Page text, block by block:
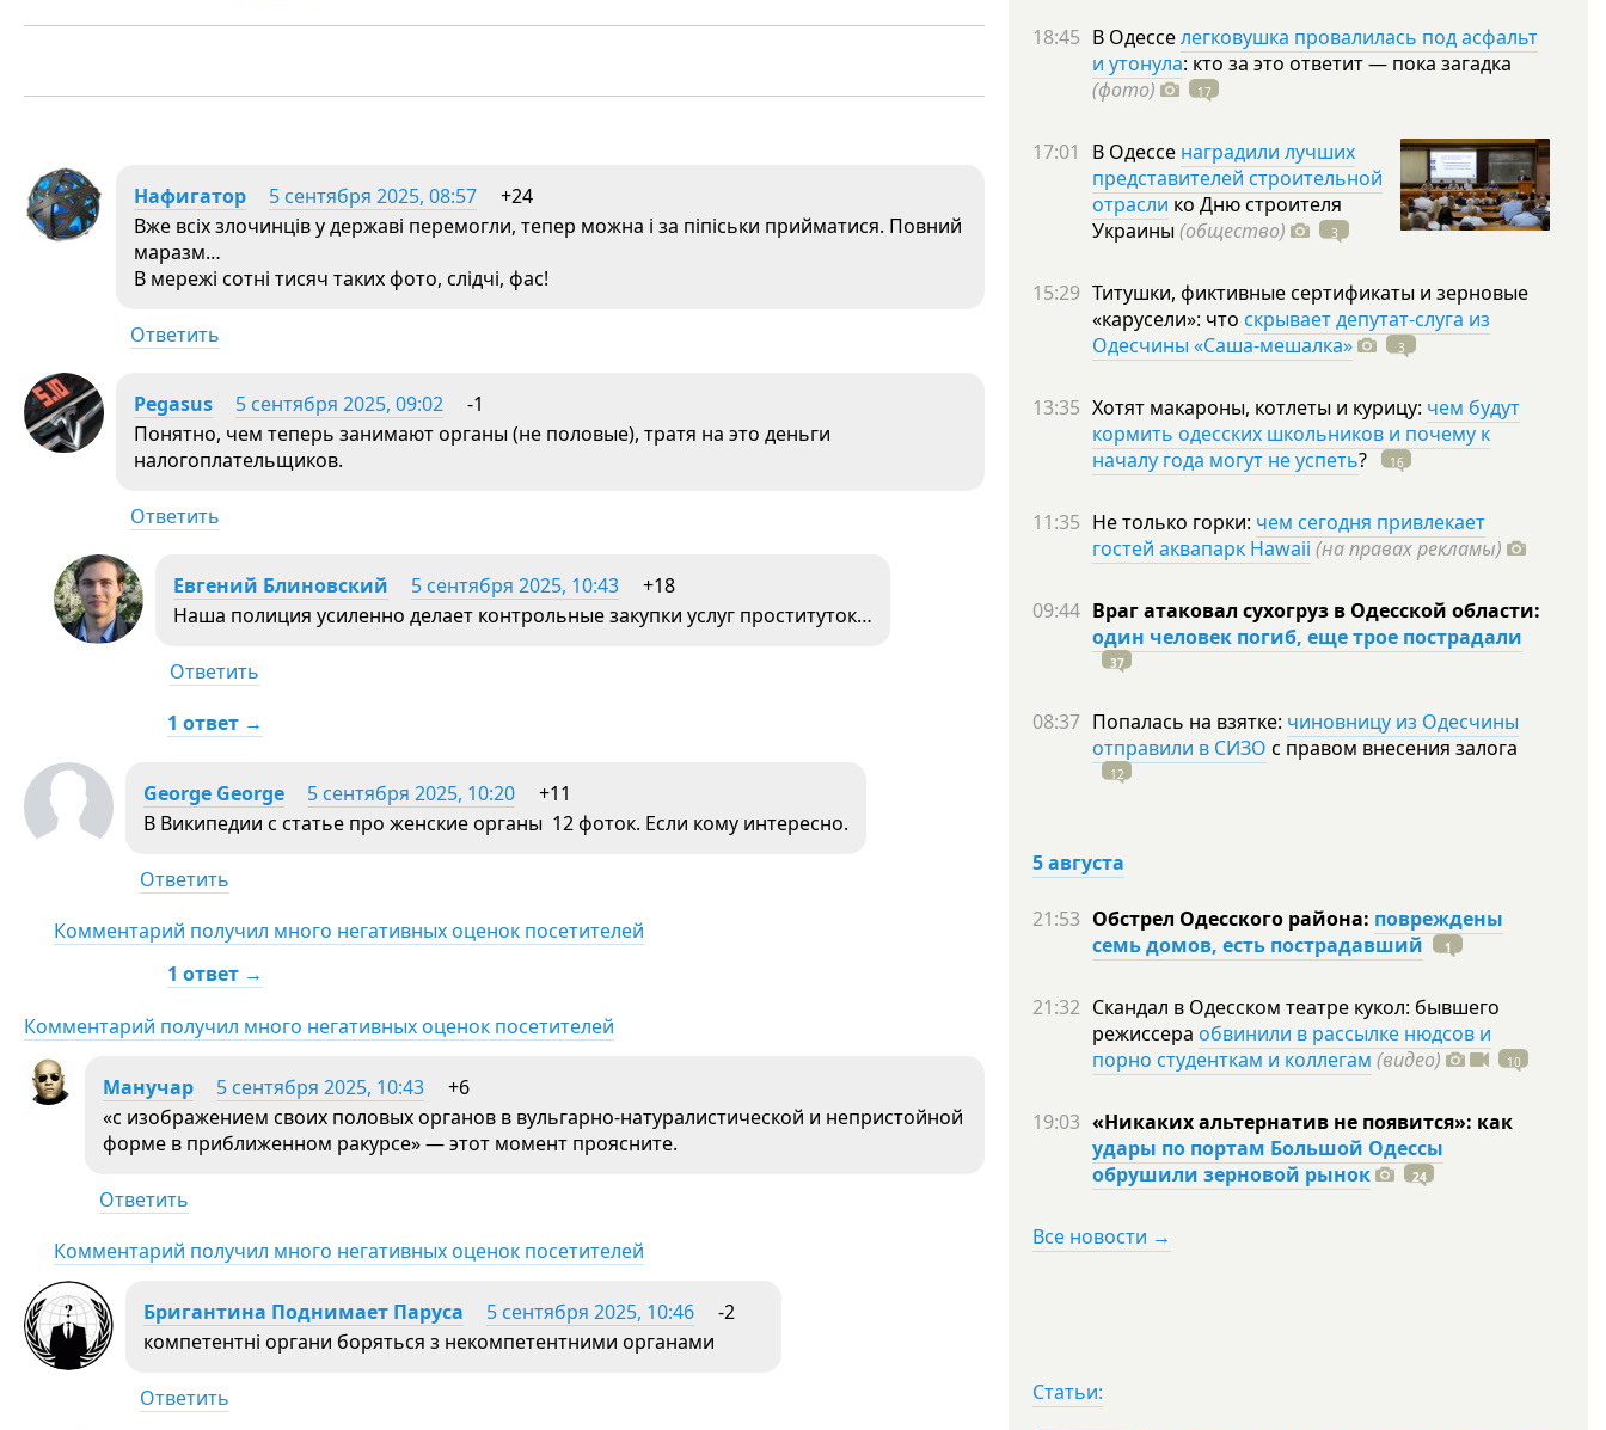
Нафигатор 5 сентября 2025, 08:57
+24
Вже всіх злочинців у державі перемогли, тепер можна і за піпіськи прийматися. Повний
маразм…
В мережі сотні тисяч таких фото, слідчі, фас!
Ответить
Pegasus 5 сентября 2025, 09:02
-1
Понятно, чем теперь занимают органы (не половые), тратя на это деньги
налогоплательщиков.
Ответить
Евгений Блиновский 5 сентября 2025, 10:43
+18
Наша полиция усиленно делает контрольные закупки услуг проституток…
Ответить
1 ответ →
George George 5 сентября 2025, 10:20
+11
В Википедии с статье про женские органы 12 фоток. Если кому интересно.
Ответить
Комментарий получил много негативных оценок посетителей
1 ответ →
Комментарий получил много негативных оценок посетителей
Манучар 5 сентября 2025, 10:43
+6
«с изображением своих половых органов в вульгарно-натуралистической и непристойной
форме в приближенном ракурсе» — этот момент проясните.
Ответить
Комментарий получил много негативных оценок посетителей
Бригантина Поднимает Паруса 5 сентября 2025, 10:46
-2
компетентні органи боряться з некомпетентними органами
Ответить
18:45 В Одесселегковушка провалилась под асфальт
и утонула: кто за это ответит — пока загадка
(фото)
17
17:01 В Одессе наградили лучших
представителей строительной
отрасли ко Дню строителя
Украины (общество) 3
15:29 Титушки, фиктивные сертификаты и зерновые
«карусели»: что скрывает депутат-слуга из
Одесчины «Саша-мешалка»
3
13:35 Хотят макароны, котлеты и курицу: чем будут
кормить одесских школьников и почему к
началу года могут не успеть? 16
11:35 Не только горки: чем сегодня привлекает
гостей аквапарк Hawaii (на правах рекламы)
09:44 Враг атаковал сухогруз в Одесской области:
один человек погиб, еще трое пострадали
37
08:37 Попалась на взятке: чиновницу из Одесчины
отправили в СИЗО с правом внесения залога
12
5 августа
21:53 Обстрел Одесского района: повреждены
семь домов, есть пострадавший
1
21:32 Скандал в Одесском театре кукол: бывшего
режиссера обвинили в рассылке нюдсов и
порно студенткам и коллегам (видео) 10
19:03 «Никаких альтернатив не появится»: как
удары по портам Большой Одессы
обрушили зерновой рынок
24
Все новости →
Статьи: